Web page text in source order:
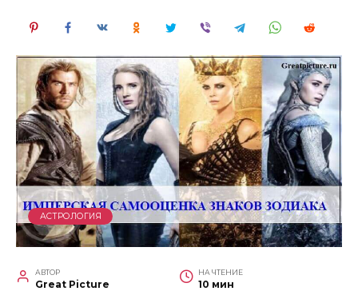
АСТРОЛОГИЯ
АВТОР
Great Picture
НА ЧТЕНИЕ
10 мин